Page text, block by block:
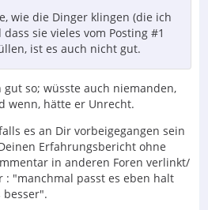
wie die Dinger klingen (die ich
sie vieles vom Posting #1
ist es auch nicht gut.
gut so; wüsste auch niemanden,
wenn, hätte er Unrecht.
es an Dir vorbeigegangen sein
Erfahrungsbericht ohne
in anderen Foren verlinkt/
"manchmal passt es eben halt